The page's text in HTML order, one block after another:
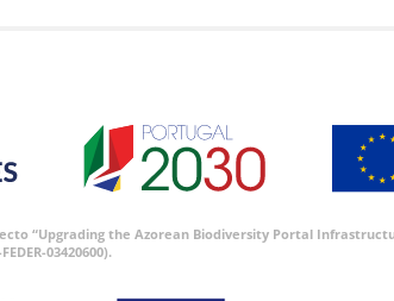
the Azorean Biodiversity Portal Infrastructure
03420600).